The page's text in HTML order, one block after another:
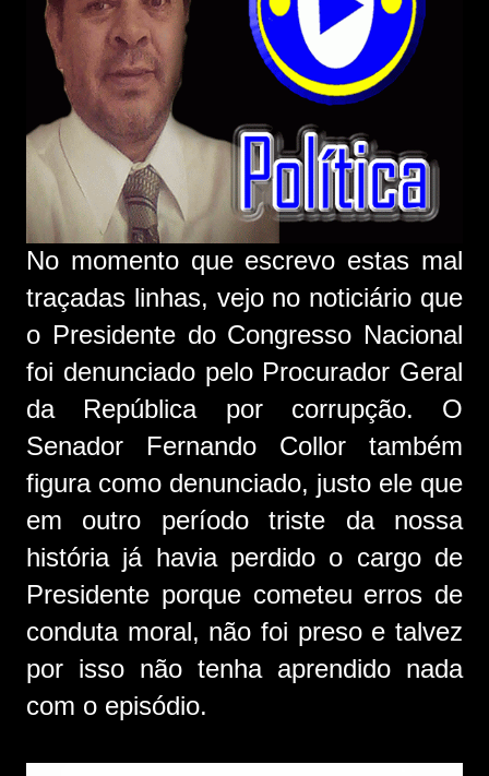
No momento que escrevo estas mal
traçadas linhas, vejo no noticiário que
o Presidente do Congresso Nacional
foi denunciado pelo Procurador Geral
da República por corrupção. O
Senador Fernando Collor também
figura como denunciado, justo ele que
em outro período triste da nossa
história já havia perdido o cargo de
Presidente porque cometeu erros de
conduta moral, não foi preso e talvez
por isso não tenha aprendido nada
com o episódio.